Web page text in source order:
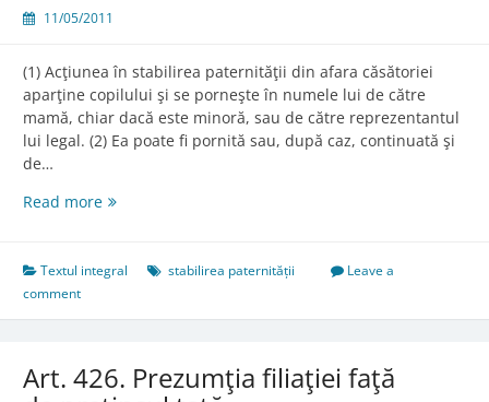
11/05/2011
(1) Acţiunea în stabilirea paternităţii din afara căsătoriei
aparţine copilului şi se porneşte în numele lui de către
mamă, chiar dacă este minoră, sau de către reprezentantul
lui legal. (2) Ea poate fi pornită sau, după caz, continuată şi
de…
Read moreArt.
în
paternităţii
Textul integral stabilirea paternității
Leave a
comment
Art. 426. Prezumţia filiaţiei faţă